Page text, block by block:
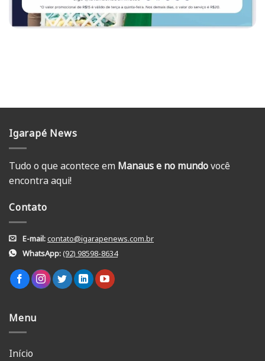
Igarapé News
Tudo o que acontece em Manaus e no mundovocê
encontra aqui!
Contato
E-mail:contato@igarapenews.com.br
WhatsApp:(92) 98598-8634
Menu
Início